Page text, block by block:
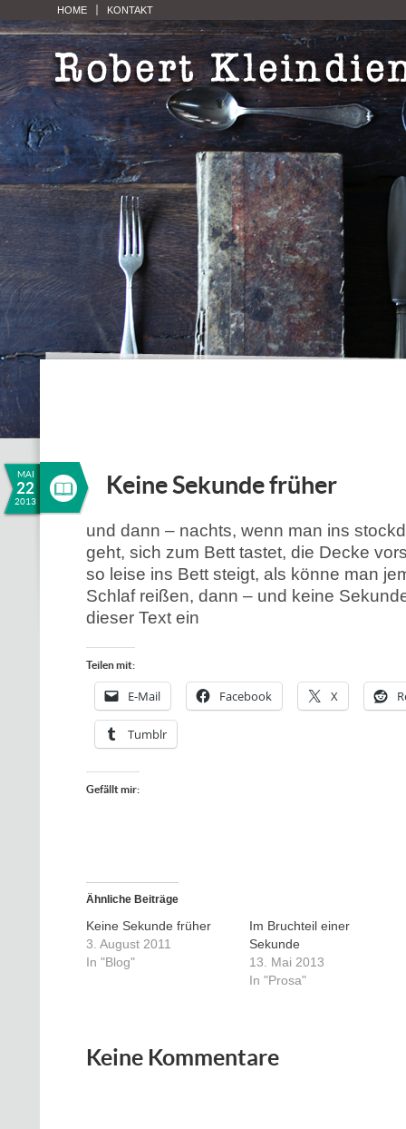
HOME KONTAKT
MAI
22
2013
Keine Sekunde früher
und dann – nachts, wenn man ins
geht, sich zum Bett tastet, die Decke
so leise ins Bett steigt, als könne man
Schlaf reißen, dann – und keine
dieser Text ein
Teilen mit:
E-Mail Facebook X
Tumblr
Gefällt mir:
Ähnliche Beiträge
Keine Sekunde früher
3. August 2011
In "Blog"
Im Bruchteil einer
Sekunde
13. Mai 2013
In "Prosa"
Keine Kommentare